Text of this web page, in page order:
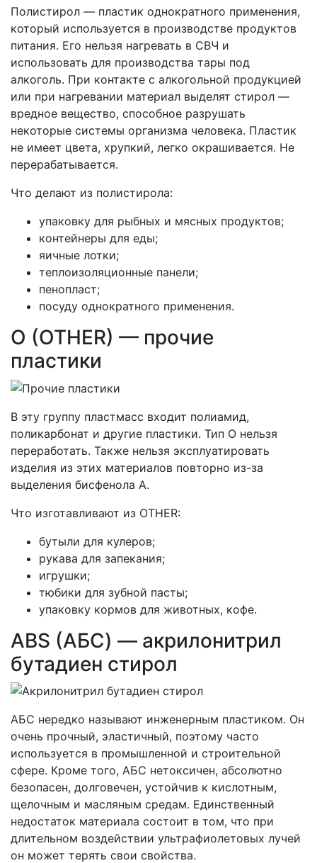
Полистирол — пластик однократного применения,
который используется в производстве продуктов
питания. Его нельзя нагревать в СВЧ и
использовать для производства тары под
алкоголь. При контакте с алкогольной продукцией
или при нагревании материал выделят стирол —
вредное вещество, способное разрушать
некоторые системы организма человека. Пластик
не имеет цвета, хрупкий, легко окрашивается. Не
перерабатывается.
Что делают из полистирола:
упаковку для рыбных и мясных продуктов;
контейнеры для еды;
яичные лотки;
теплоизоляционные панели;
пенопласт;
посуду однократного применения.
O (OTHER) — прочие
пластики
В эту группу пластмасс входит полиамид,
поликарбонат и другие пластики. Тип О нельзя
переработать. Также нельзя эксплуатировать
изделия из этих материалов повторно из-за
выделения бисфенола А.
Что изготавливают из OTHER:
бутыли для кулеров;
рукава для запекания;
игрушки;
тюбики для зубной пасты;
упаковку кормов для животных, кофе.
ABS (АБС) — акрилонитрил
бутадиен стирол
АБС нередко называют инженерным пластиком. Он
очень прочный, эластичный, поэтому часто
используется в промышленной и строительной
сфере. Кроме того, АБС нетоксичен, абсолютно
безопасен, долговечен, устойчив к кислотным,
щелочным и масляным средам. Единственный
недостаток материала состоит в том, что при
длительном воздействии ультрафиолетовых лучей
он может терять свои свойства.